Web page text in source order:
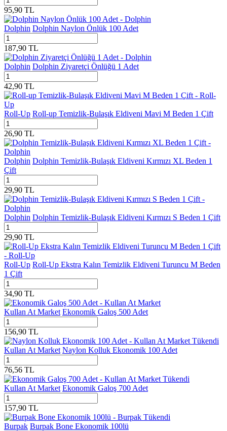
95,90 TL
Dolphin Dolphin Naylon Önlük 100 Adet
187,90 TL
Dolphin Dolphin Ziyaretçi Önlüğü 1 Adet
42,90 TL
Roll-Up Roll-up Temizlik-Bulaşık Eldiveni Mavi M Beden 1 Çift
26,90 TL
Dolphin Dolphin Temizlik-Bulaşık Eldiveni Kırmızı XL Beden 1
Çift
29,90 TL
Dolphin Dolphin Temizlik-Bulaşık Eldiveni Kırmızı S Beden 1 Çift
29,90 TL
Roll-Up Roll-Up Ekstra Kalın Temizlik Eldiveni Turuncu M Beden
1 Çift
34,90 TL
Kullan At Market Ekonomik Galoş 500 Adet
156,90 TL
Tükendi
Kullan At Market Naylon Kolluk Ekonomik 100 Adet
76,56 TL
Tükendi
Kullan At Market Ekonomik Galoş 700 Adet
157,90 TL
Tükendi
Burpak Burpak Bone Ekonomik 100lü